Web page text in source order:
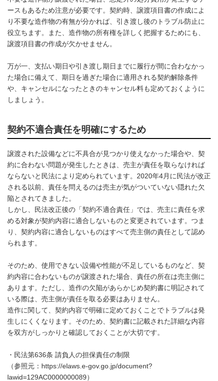
ースもあるため注意が必要です。契約時、譲渡項目書の作成によ
り不要な造作物の有無が分かれば、引き渡し後のトラブル防止に
役立ちます。また、造作物の所有権を詳しく把握するためにも、
譲渡項目書の作成が欠かせません。
万が一、支払い期日や引き渡し期日までに履行が間に合わなかっ
た場合に備えて、期日を過ぎた場合に適用される契約解除条件
や、キャンセルになったときのキャンセル料も定めておくように
しましょう。
契約不適合責任を明確にするため
譲渡された設備などに不具合が見つかり使えなかった場合や、契
約に合わない問題が発生したときは、売主が責任を取らなければ
ならないと民法により定められています。2020年4月に民法が改正
される以前、責任を問えるのは売主が気がついていない隠れた欠
陥とされてきました。
しかし、民法改正後の「契約不適合責任」では、売主に責任を求
める対象が契約内容に適合しないものと変更されています。つま
り、契約内容に適合しないものはすべて売主側の責任として認め
られます。
そのため、使用できない設備や性能が不足しているものなど、契
約内容に合わないものが譲渡された場合、責任の所在は売主側に
あります。ただし、造作の欠陥があらかじめ契約書に明記されて
いる際は、売主側が責任を取る必要はありません。
造作に関して、契約内容で明確に定めておくことでトラブルは発
生しにくくなります。そのため、契約書に記載された詳細な内容
を双方がしっかりと確認しておくことが大切です。
・民法第636条 請負人の担保責任の制限
（参照元：https://elaws.e-gov.go.jp/document?
lawid=129AC0000000089）